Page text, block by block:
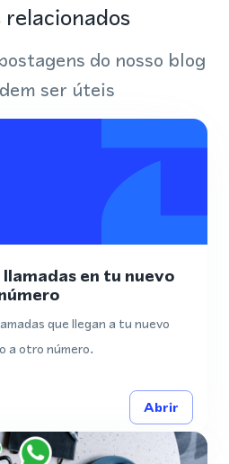
do nosso blog
ser úteis
en tu nuevo
que llegan a tu nuevo
a otro número.
Abrir